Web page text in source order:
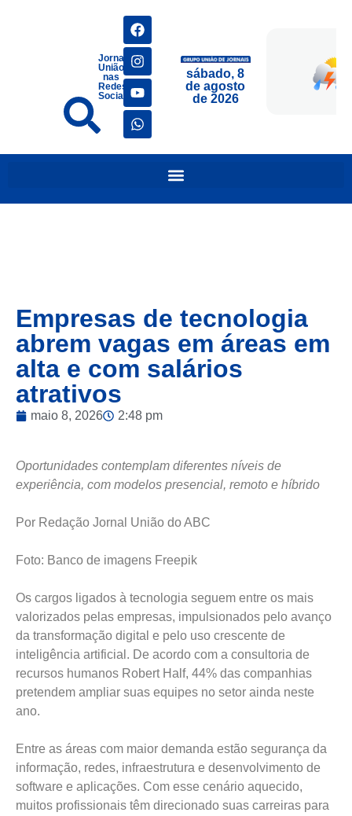
Jornais
União
nas
Redes
Sociais
sábado, 8
de agosto
de 2026
Empresas de tecnologia
abrem vagas em áreas em
alta e com salários
atrativos
maio 8, 2026 2:48 pm
Oportunidades contemplam diferentes níveis de
experiência, com modelos presencial, remoto e híbrido
Por Redação Jornal União do ABC
Foto: Banco de imagens Freepik
Os cargos ligados à tecnologia seguem entre os mais
valorizados pelas empresas, impulsionados pelo avanço
da transformação digital e pelo uso crescente de
inteligência artificial. De acordo com a consultoria de
recursos humanos Robert Half, 44% das companhias
pretendem ampliar suas equipes no setor ainda neste
ano.
Entre as áreas com maior demanda estão segurança da
informação, redes, infraestrutura e desenvolvimento de
software e aplicações. Com esse cenário aquecido,
muitos profissionais têm direcionado suas carreiras para